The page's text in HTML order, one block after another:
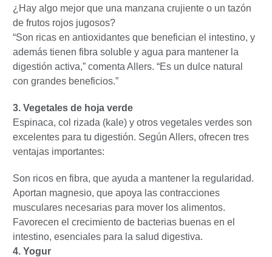
¿Hay algo mejor que una manzana crujiente o un tazón
de frutos rojos jugosos?
“Son ricas en antioxidantes que benefician el intestino, y
además tienen fibra soluble y agua para mantener la
digestión activa,” comenta Allers. “Es un dulce natural
con grandes beneficios.”
3. Vegetales de hoja verde
Espinaca, col rizada (kale) y otros vegetales verdes son
excelentes para tu digestión. Según Allers, ofrecen tres
ventajas importantes:
Son ricos en fibra, que ayuda a mantener la regularidad.
Aportan magnesio, que apoya las contracciones
musculares necesarias para mover los alimentos.
Favorecen el crecimiento de bacterias buenas en el
intestino, esenciales para la salud digestiva.
4. Yogur